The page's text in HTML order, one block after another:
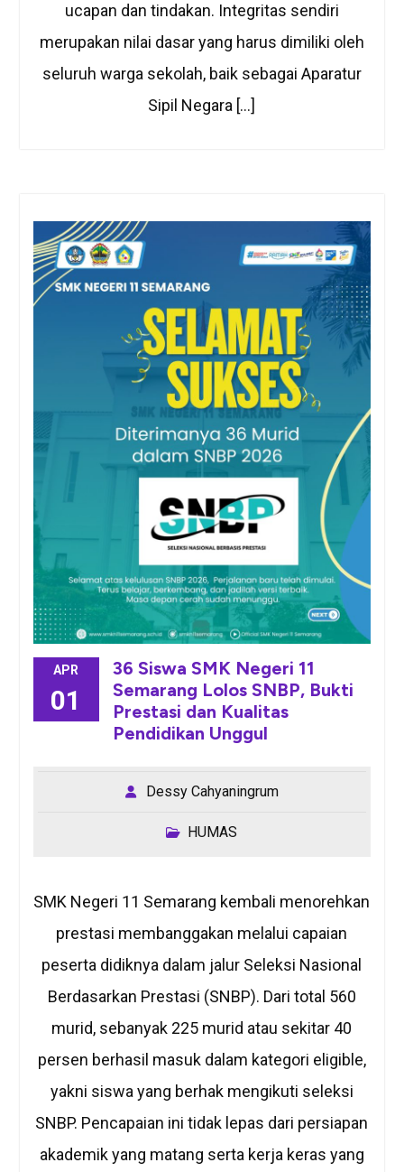
ucapan dan tindakan. Integritas sendiri
merupakan nilai dasar yang harus dimiliki oleh
seluruh warga sekolah, baik sebagai Aparatur
Sipil Negara […]
APR
01
36 Siswa SMK Negeri 11
Semarang Lolos SNBP, Bukti
Prestasi dan Kualitas
Pendidikan Unggul
Dessy Cahyaningrum
HUMAS
SMK Negeri 11 Semarang kembali menorehkan
prestasi membanggakan melalui capaian
peserta didiknya dalam jalur Seleksi Nasional
Berdasarkan Prestasi (SNBP). Dari total 560
murid, sebanyak 225 murid atau sekitar 40
persen berhasil masuk dalam kategori eligible,
yakni siswa yang berhak mengikuti seleksi
SNBP. Pencapaian ini tidak lepas dari persiapan
akademik yang matang serta kerja keras yang